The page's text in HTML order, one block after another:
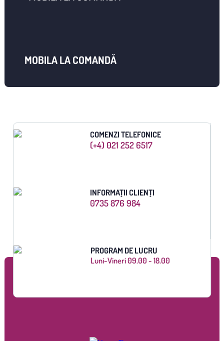
MOBILA LA COMANDĂ
COMENZI TELEFONICE
(+4) 021 252 6517
INFORMAȚII CLIENȚI
0735 876 984
PROGRAM DE LUCRU
Luni-Vineri 09.00 - 18.00